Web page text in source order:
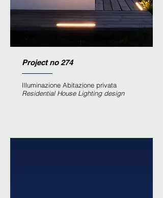
Project no 274
Illuminazione Abitazione privata
Residential House Lighting design